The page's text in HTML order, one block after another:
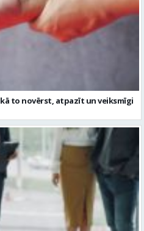
to novērst, atpazīt un veiksmīgi